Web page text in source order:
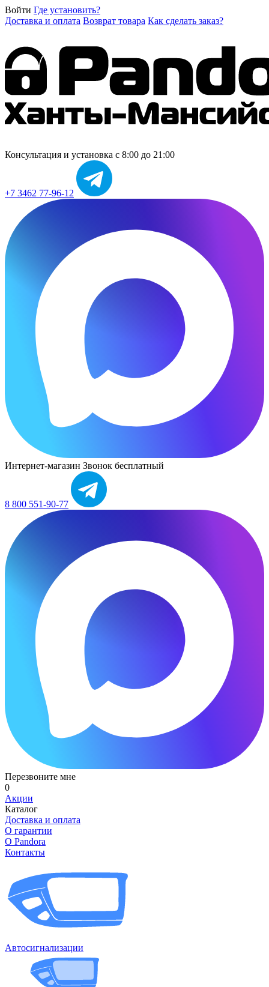
Войти Где установить?
Доставка и оплата Возврат товара Как сделать заказ?
Консультация и установка с 8:00 до 21:00
+7 3462 77-96-12
Интернет-магазин Звонок бесплатный
8 800 551-90-77
Перезвоните мне
0
Акции
Каталог
Доставка и оплата
О гарантии
О Pandora
Контакты
Автосигнализации